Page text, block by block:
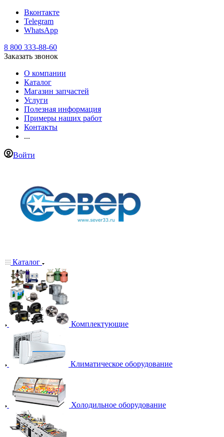
Вконтакте
Telegram
WhatsApp
8 800 333-88-60
Заказать звонок
О компании
Каталог
Магазин запчастей
Услуги
Полезная информация
Примеры наших работ
Контакты
...
Войти
Каталог
Комплектующие
Климатическое оборудование
Холодильное оборудование